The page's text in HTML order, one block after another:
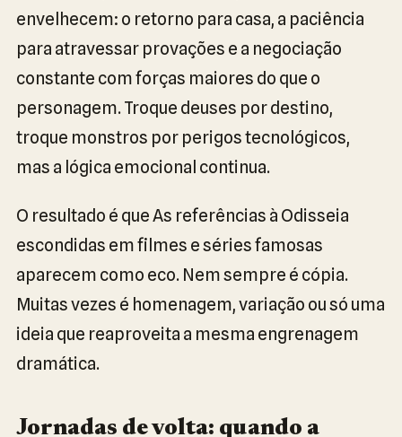
envelhecem: o retorno para casa, a paciência
para atravessar provações e a negociação
constante com forças maiores do que o
personagem. Troque deuses por destino,
troque monstros por perigos tecnológicos,
mas a lógica emocional continua.
O resultado é que As referências à Odisseia
escondidas em filmes e séries famosas
aparecem como eco. Nem sempre é cópia.
Muitas vezes é homenagem, variação ou só uma
ideia que reaproveita a mesma engrenagem
dramática.
Jornadas de volta: quando a